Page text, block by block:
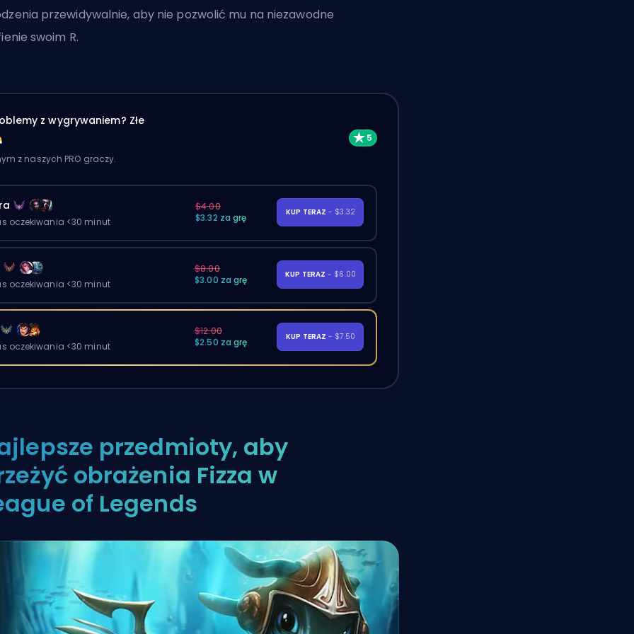
przewidywalnie, aby nie pozwolić mu na niezawodne
swoim R.
z wygrywaniem? Złe
z naszych PRO graczy.
oczekiwania <30 minut
$4.00
$3.32 za grę
KUP TERAZ - $3.32
oczekiwania <30 minut
$8.00
$3.00 za grę
KUP TERAZ - $6.00
oczekiwania <30 minut
$12.00
$2.50 za grę
KUP TERAZ - $7.50
przedmioty, aby
obrażenia Fizza w
of Legends